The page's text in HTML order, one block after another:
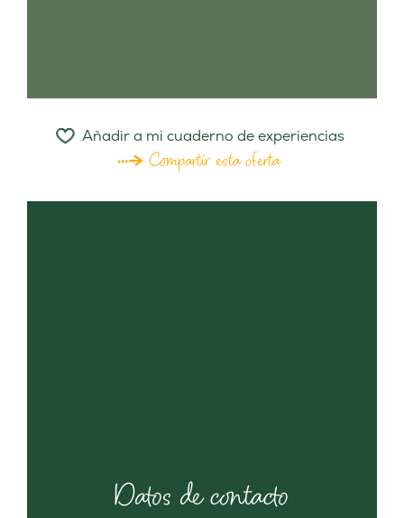
Añadir a mi cuaderno de experiencias
Compartir esta oferta
Datos de contacto